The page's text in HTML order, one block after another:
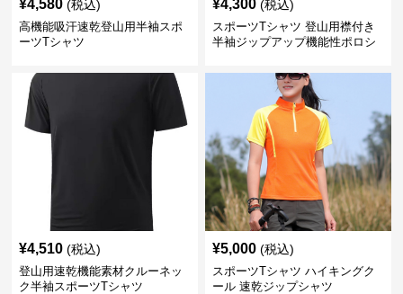
¥4,580 (税込)
高機能吸汗速乾登山用半袖スポ
ーツTシャツ
¥4,300 (税込)
スポーツTシャツ 登山用襟付き
半袖ジップアップ機能性ポロシ
¥4,510 (税込)
登山用速乾機能素材クルーネッ
ク半袖スポーツTシャツ
¥5,000 (税込)
スポーツTシャツ ハイキングク
ール 速乾ジップシャツ